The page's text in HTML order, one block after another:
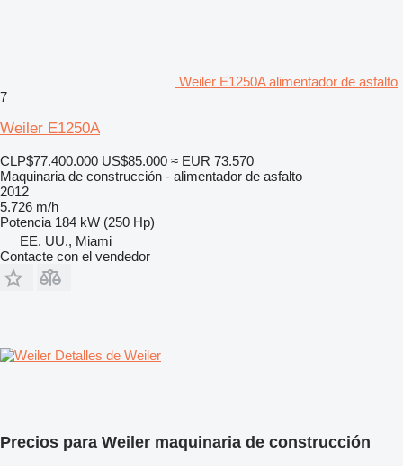
Weiler E1250A alimentador de asfalto
7
Weiler E1250A
CLP$77.400.000 US$85.000 ≈ EUR 73.570
Maquinaria de construcción - alimentador de asfalto
2012
5.726 m/h
Potencia 184 kW (250 Hp)
EE. UU., Miami
Contacte con el vendedor
Detalles de Weiler
Precios para Weiler maquinaria de construcción